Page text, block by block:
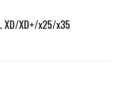
XD+/x25/x35